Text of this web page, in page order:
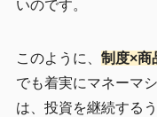
いのです。
このように、 制度×商
でも着実にマネーマ
は、投資を継続する